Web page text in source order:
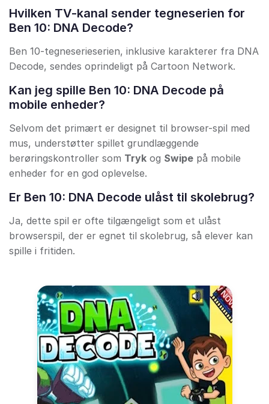
Hvilken TV-kanal sender tegneserien for
Ben 10: DNA Decode?
Ben 10-tegneserieserien, inklusive karakterer fra DNA
Decode, sendes oprindeligt på Cartoon Network.
Kan jeg spille Ben 10: DNA Decode på
mobile enheder?
Selvom det primært er designet til browser-spil med
mus, understøtter spillet grundlæggende
berøringskontroller som Tryk og Swipe på mobile
enheder for en god oplevelse.
Er Ben 10: DNA Decode ulåst til skolebrug?
Ja, dette spil er ofte tilgængeligt som et ulåst
browserspil, der er egnet til skolebrug, så elever kan
spille i fritiden.